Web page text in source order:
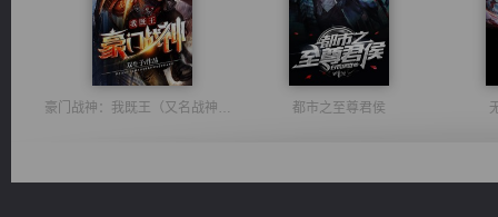
豪门战神：我既王（又名战神归来不败神婿修罗战神） 都市之至尊君侯